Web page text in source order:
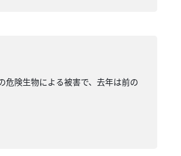
危険生物による被害で、去年は前の